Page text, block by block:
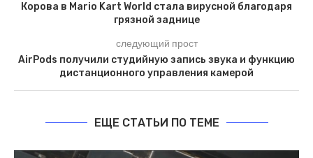
Корова в Mario Kart World стала вирусной благодаря
грязной заднице
следующий прост
AirPods получили студийную запись звука и функцию
дистанционного управления камерой
ЕЩЕ СТАТЬИ ПО ТЕМЕ